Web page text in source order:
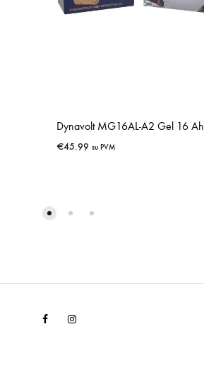
Dynavolt MG16AL-A2 Gel 16 Ah
€45.99 su PVM
FacebookInstagram